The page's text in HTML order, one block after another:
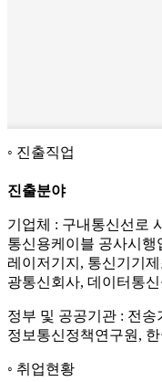
진출직업
진출분야
기업체 : 구내통신선로
통신용케이블 공사시행
레이저기지, 통신기기
광통신회사, 데이터통
정부 및 공공기관 : 전
정보통신정책연구원,
취업현황